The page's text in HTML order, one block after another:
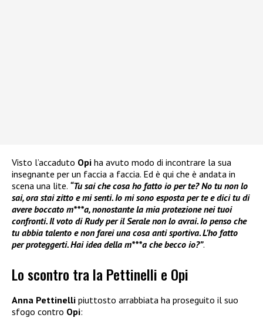
Visto l’accaduto Opi ha avuto modo di incontrare la sua
insegnante per un faccia a faccia. Ed è qui che è andata in
scena una lite. “Tu sai che cosa ho fatto io per te? No tu non lo
sai, ora stai zitto e mi senti. Io mi sono esposta per te e dici tu di
avere boccato m***a, nonostante la mia protezione nei tuoi
confronti. Il voto di Rudy per il Serale non lo avrai. Io penso che
tu abbia talento e non farei una cosa anti sportiva. L’ho fatto
per proteggerti. Hai idea della m***a che becco io?”.
Lo scontro tra la Pettinelli e Opi
Anna Pettinelli piuttosto arrabbiata ha proseguito il suo
sfogo contro Opi: